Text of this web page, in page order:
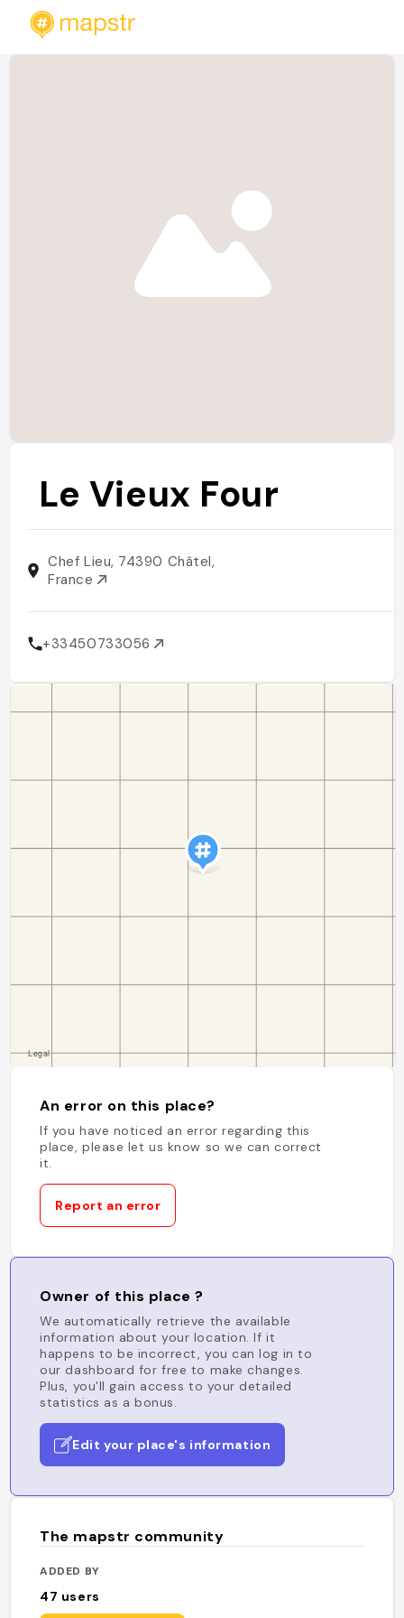
Le Vieux Four
Chef Lieu, 74390 Châtel,
France
+33450733056
An error on this place?
If you have noticed an error regarding this
place, please let us know so we can correct
it.
Report an error
Owner of this place ?
We automatically retrieve the available
information about your location. If it
happens to be incorrect, you can log in to
our dashboard for free to make changes.
Plus, you'll gain access to your detailed
statistics as a bonus.
Edit your place's information
The mapstr community
ADDED BY
47 users